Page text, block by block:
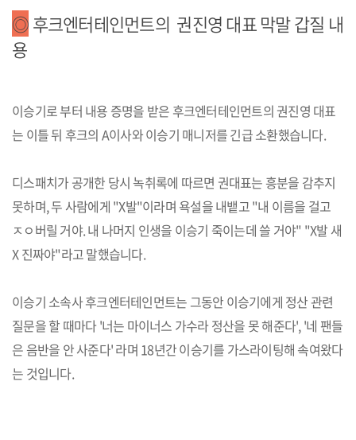
◎후크엔터테인먼트의 권진영 대표 막말 갑질 내
용
이승기로 부터 내용 증명을 받은 후크엔터테인먼트의 권진영 대표
는 이틀 뒤 후크의 A이사와 이승기 매니저를 긴급 소환했습니다.
디스패치가 공개한 당시 녹취록에 따르면 권대표는 흥분을 감추지
못하며, 두 사람에게 "X발"이라며 욕설을 내뱉고 "내 이름을 걸고
ㅈㅇ버릴 거야. 내 나머지 인생을 이승기 죽이는데 쓸 거야" "X발 새
X 진짜야"라고 말했습니다.
이승기 소속사 후크엔터테인먼트는 그동안 이승기에게 정산 관련
질문을 할 때마다 '너는 마이너스 가수라 정산을 못 해준다', '네 팬들
은 음반을 안 사준다' 라며 18년간 이승기를 가스라이팅해 속여왔다
는 것입니다.